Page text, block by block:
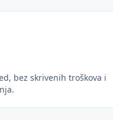
bez skrivenih troškova i